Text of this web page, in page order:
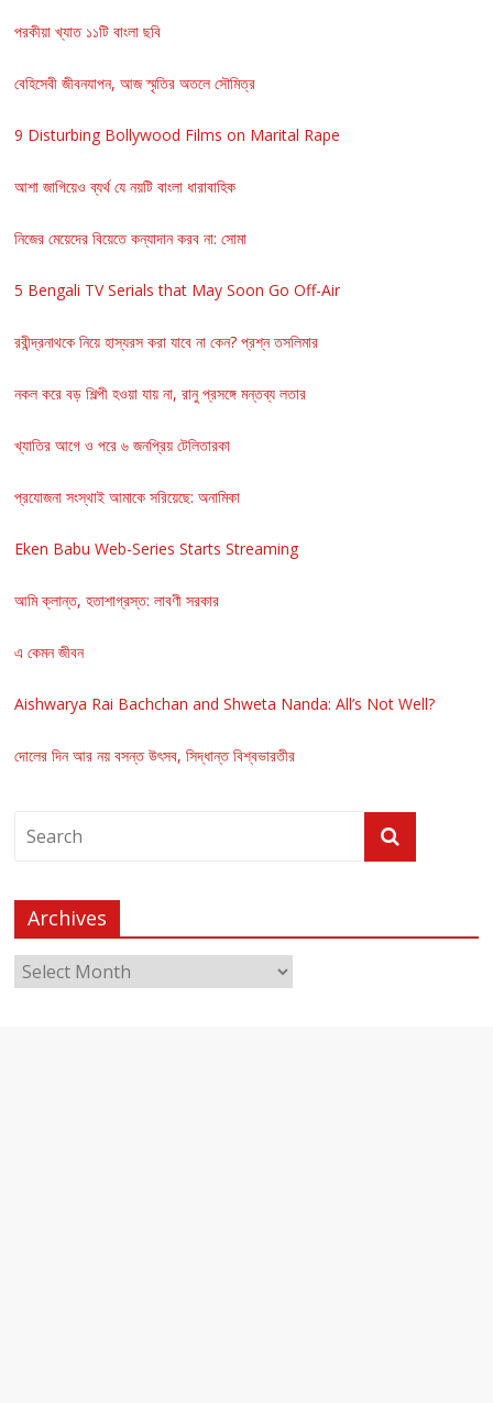
পরকীয়া খ্যাত ১১টি বাংলা ছবি
বেহিসেবী জীবনযাপন, আজ স্মৃতির অতলে সৌমিত্র
9 Disturbing Bollywood Films on Marital Rape
আশা জাগিয়েও ব্যর্থ যে নয়টি বাংলা ধারাবাহিক
নিজের মেয়েদের বিয়েতে কন্যাদান করব না: সোমা
5 Bengali TV Serials that May Soon Go Off-Air
রবীন্দ্রনাথকে নিয়ে হাস্যরস করা যাবে না কেন? প্রশ্ন তসলিমার
নকল করে বড় শিল্পী হওয়া যায় না, রানু প্রসঙ্গে মন্তব্য লতার
খ্যাতির আগে ও পরে ৬ জনপ্রিয় টেলিতারকা
প্রযোজনা সংস্থাই আমাকে সরিয়েছে: অনামিকা
Eken Babu Web-Series Starts Streaming
আমি ক্লান্ত, হতাশাগ্রস্ত: লাবণী সরকার
এ কেমন জীবন
Aishwarya Rai Bachchan and Shweta Nanda: All’s Not Well?
দোলের দিন আর নয় বসন্ত উৎসব, সিদ্ধান্ত বিশ্বভারতীর
Archives